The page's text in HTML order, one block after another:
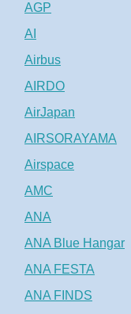
AGP
AI
Airbus
AIRDO
AirJapan
AIRSORAYAMA
Airspace
AMC
ANA
ANA Blue Hangar
ANA FESTA
ANA FINDS